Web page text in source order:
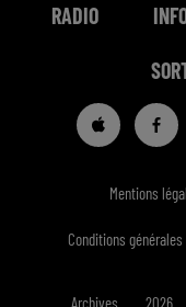
RADIO
Mentions
Conditions
Archives 2026